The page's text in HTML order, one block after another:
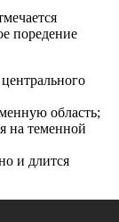
поредение
область;
на теменной
и длится